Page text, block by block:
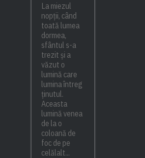
La miezul
nopții, când
toată lumea
dormea,
sfântul s-a
trezit și a
văzut o
lumină care
lumina întreg
ținutul.
Aceasta
lumină venea
de la o
coloană de
foc de pe
celălalt...